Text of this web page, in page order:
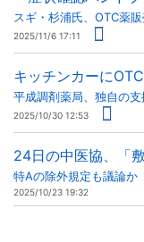
スギ・杉浦氏、OTC薬
2025/11/6 17:11
キッチンカーに
平成調剤薬局、独自の
2025/10/30 12:53
24日の中医協、「
特Aの除外規定も議論か
2025/10/23 19:32